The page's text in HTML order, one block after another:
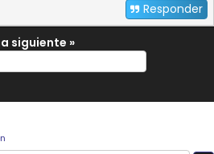
Responder
siguiente »